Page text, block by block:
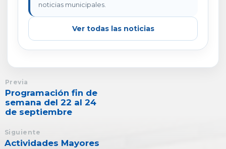
noticias municipales.
Ver todas las noticias
Previa
Programación fin de
semana del 22 al 24
de septiembre
Siguiente
Actividades Mayores